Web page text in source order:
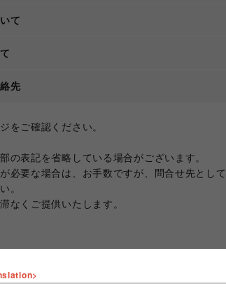
て
先
をご確認ください。
の表記を省略している場合がございます。
必要な場合は、お手数ですが、問合せ先とし
。
なくご提供いたします。